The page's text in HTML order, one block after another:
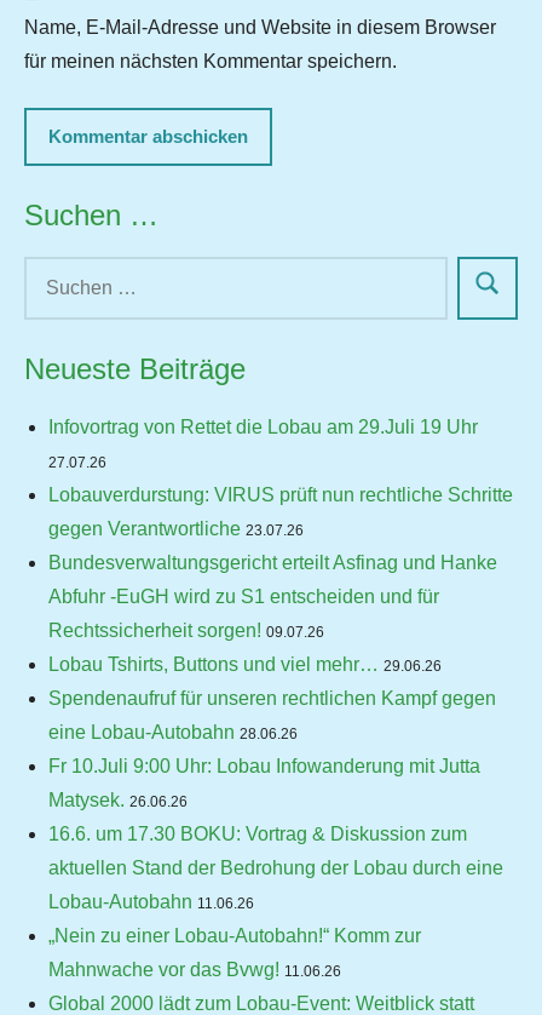
Name, E-Mail-Adresse und Website in diesem Browser
für meinen nächsten Kommentar speichern.
Suchen …
Neueste Beiträge
Infovortrag von Rettet die Lobau am 29.Juli 19 Uhr
27.07.26
Lobauverdurstung: VIRUS prüft nun rechtliche Schritte
gegen Verantwortliche 23.07.26
Bundesverwaltungsgericht erteilt Asfinag und Hanke
Abfuhr -EuGH wird zu S1 entscheiden und für
Rechtssicherheit sorgen! 09.07.26
Lobau Tshirts, Buttons und viel mehr… 29.06.26
Spendenaufruf für unseren rechtlichen Kampf gegen
eine Lobau-Autobahn 28.06.26
Fr 10.Juli 9:00 Uhr: Lobau Infowanderung mit Jutta
Matysek. 26.06.26
16.6. um 17.30 BOKU: Vortrag & Diskussion zum
aktuellen Stand der Bedrohung der Lobau durch eine
Lobau-Autobahn 11.06.26
„Nein zu einer Lobau-Autobahn!“ Komm zur
Mahnwache vor das Bvwg! 11.06.26
Global 2000 lädt zum Lobau-Event: Weitblick statt